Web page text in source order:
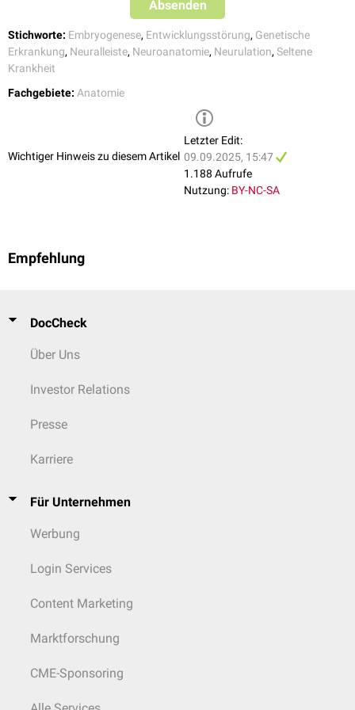
Absenden
Stichworte: Embryogenese, Entwicklungsstörung, Genetische
Erkrankung, Neuralleiste, Neuroanatomie, Neurulation, Seltene
Krankheit
Fachgebiete: Anatomie
Wichtiger Hinweis zu diesem Artikel
Letzter Edit:
09.09.2025, 15:47
1.188 Aufrufe
Nutzung: BY-NC-SA
Empfehlung
DocCheck
Über Uns
Investor Relations
Presse
Karriere
Für Unternehmen
Werbung
Login Services
Content Marketing
Marktforschung
CME-Sponsoring